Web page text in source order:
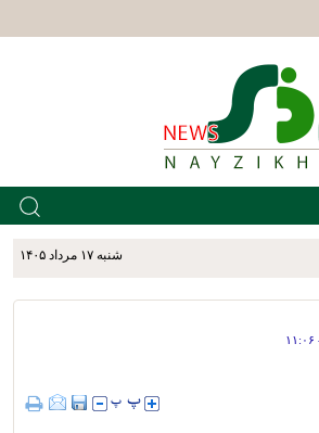
شنبه ۱۷ مرداد ۱۴۰۵